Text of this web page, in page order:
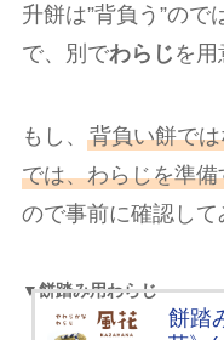
升餅は”背負う”ので
で、別でわらじ を用
もし、 背負い餅で
では、わらじを準
ので事前に確認して
▼餅踏み用わらじ
餅踏